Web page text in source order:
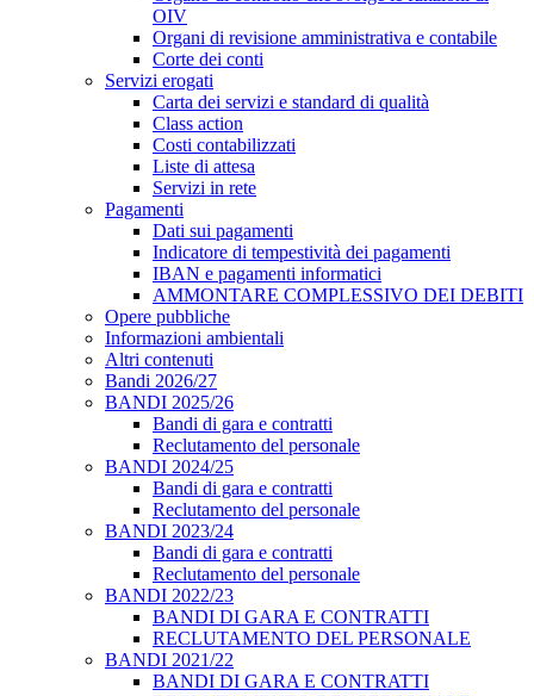
OIV
Organi di revisione amministrativa e contabile
Corte dei conti
Servizi erogati
Carta dei servizi e standard di qualità
Class action
Costi contabilizzati
Liste di attesa
Servizi in rete
Pagamenti
Dati sui pagamenti
Indicatore di tempestività dei pagamenti
IBAN e pagamenti informatici
AMMONTARE COMPLESSIVO DEI DEBITI
Opere pubbliche
Informazioni ambientali
Altri contenuti
Bandi 2026/27
BANDI 2025/26
Bandi di gara e contratti
Reclutamento del personale
BANDI 2024/25
Bandi di gara e contratti
Reclutamento del personale
BANDI 2023/24
Bandi di gara e contratti
Reclutamento del personale
BANDI 2022/23
BANDI DI GARA E CONTRATTI
RECLUTAMENTO DEL PERSONALE
BANDI 2021/22
BANDI DI GARA E CONTRATTI